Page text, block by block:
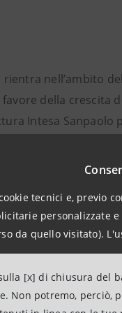
tecnici e, previo
personalizzate
da quello visitato).
[x] di chiusura del
Non potremo, perciò,
rientra nell’ambito
favore della crescita
Intesa Sanpaolo
il programma
per promuovere
al mercato
partecipa
dai clienti in
il coinvolgimento